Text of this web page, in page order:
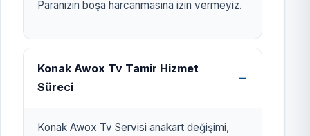
Paranızın boşa harcanmasına izin vermeyiz.
Konak Awox Tv Tamir Hizmet
Süreci
Konak Awox Tv Servisi anakart değişimi,